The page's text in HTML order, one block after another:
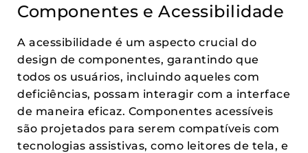
Componentes e Acessibilidade
A acessibilidade é um aspecto crucial do
design de componentes, garantindo que
todos os usuários, incluindo aqueles com
deficiências, possam interagir com a interface
de maneira eficaz. Componentes acessíveis
são projetados para serem compatíveis com
tecnologias assistivas, como leitores de tela, e